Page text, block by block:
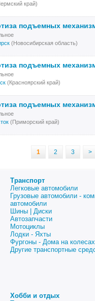
край)
подъемных
(Новосибирская область)
подъемных
(Красноярский край)
подъемных
(Приморский край)
1 2 3 >
Транспорт
Легковые автомобили
Грузовые автомобили -
автомобили
Шины | Диски
Автозапчасти
Мотоциклы
Лодки - Яхты
Фургоны - Дома на
Другие транспортные
Хобби и отдых